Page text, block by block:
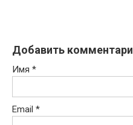
Добавить
Имя *
Email *